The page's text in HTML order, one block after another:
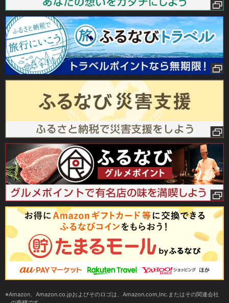
Amazon、Amazon.co.jpおよびそのロゴは、Amazon.com,Inc.またはその関連会社